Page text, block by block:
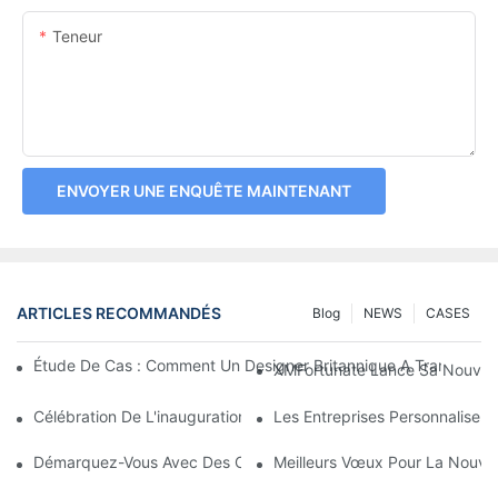
Teneur
ENVOYER UNE ENQUÊTE MAINTENANT
ARTICLES RECOMMANDÉS CASES
NEWS
Blog
Étude De Cas : Comment Un Designer Britannique A
XMFortunate Lance Sa
Célébration De L'inauguration À L'occasion Du Nouvel An
Les Entreprises
Démarquez-Vous Avec Des Couvre-Chefs Personnalisés
Meilleurs Vœux Pour La